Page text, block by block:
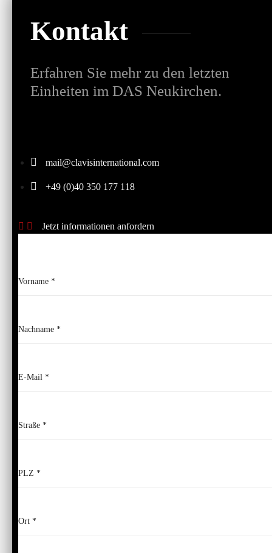
Kontakt
Erfahren Sie mehr zu den letzten
Einheiten im DAS Neukirchen.
mail@clavisinternational.com
+49 (0)40 350 177 118
Jetzt informationen anfordern